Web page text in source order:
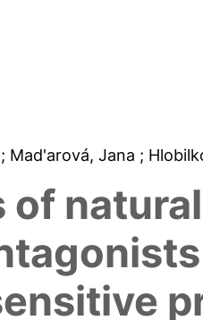
; Mad'arová, Jana ;
of